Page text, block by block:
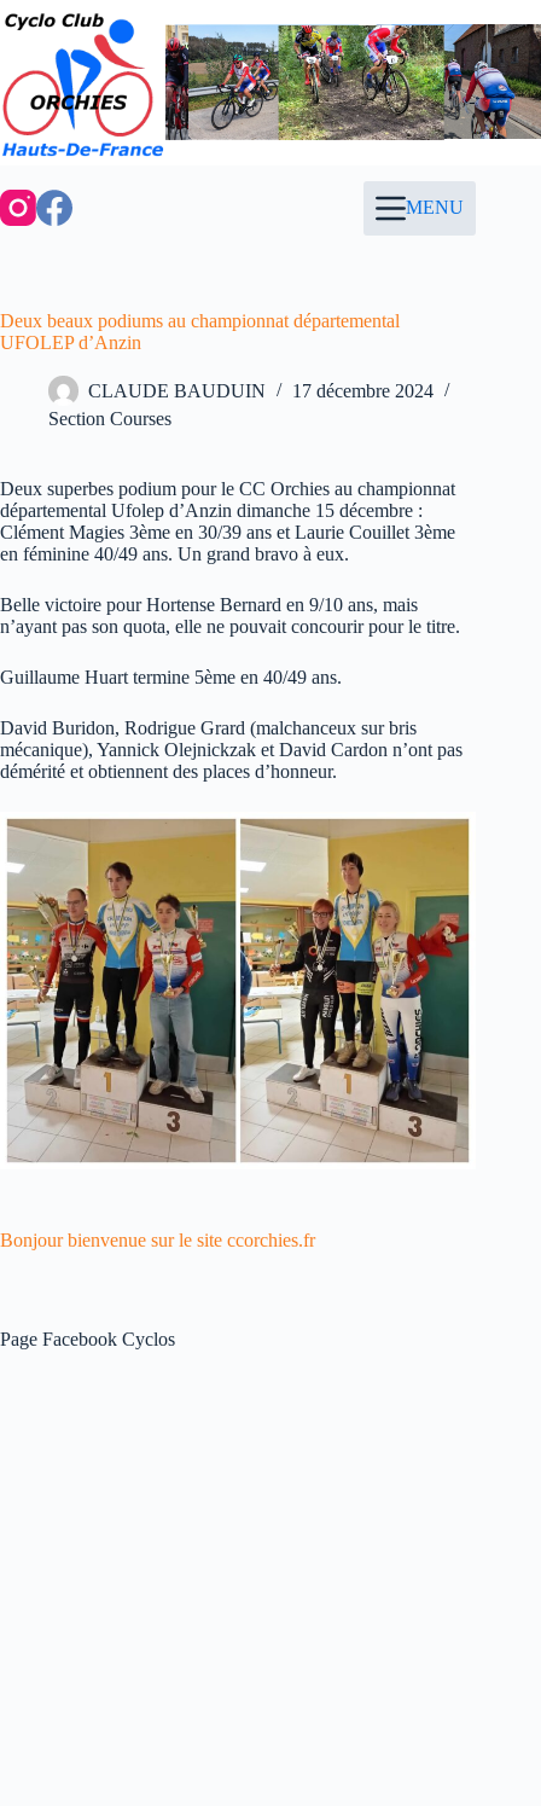
Passer
au
contenu
MENU
Deux beaux podiums au championnat départemental
UFOLEP d’Anzin
CLAUDE BAUDUIN
17 décembre 2024
Section Courses
Deux superbes podium pour le CC Orchies au championnat
départemental Ufolep d’Anzin dimanche 15 décembre :
Clément Magies 3ème en 30/39 ans et Laurie Couillet 3ème
en féminine 40/49 ans. Un grand bravo à eux.
Belle victoire pour Hortense Bernard en 9/10 ans, mais
n’ayant pas son quota, elle ne pouvait concourir pour le titre.
Guillaume Huart termine 5ème en 40/49 ans.
David Buridon, Rodrigue Grard (malchanceux sur bris
mécanique), Yannick Olejnickzak et David Cardon n’ont pas
démérité et obtiennent des places d’honneur.
Bonjour bienvenue sur le site ccorchies.fr
Page Facebook Cyclos